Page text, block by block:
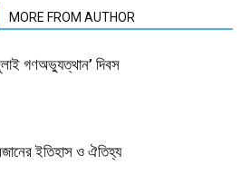
MORE FROM AUTHOR
গণঅভ্যুত্থান’ দিবস
ইতিহাস ও ঐতিহ্য